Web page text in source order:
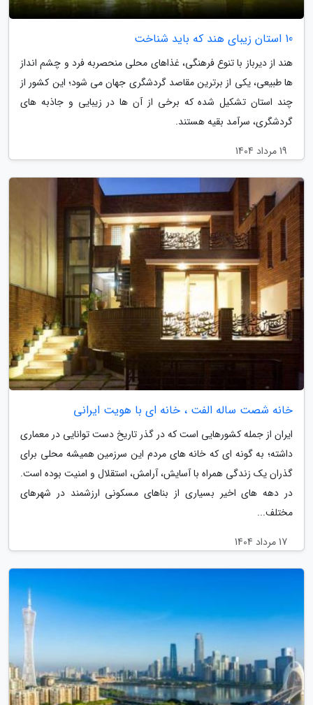
10 استان زیبای هند که باید شناخت
هند از دیرباز با تنوع فرهنگی، غذاهای محلی منحصربه فرد و چشم انداز
ها طبیعی، یکی از برترین مقاصد گردشگری جهان می شود؛ این کشور از
چند استان تشکیل شده که برخی از آن ها در زیبایی و جاذبه های
گردشگری، سرآمد بقیه هستند.
19 مرداد 1404
خانه شصت ساله الفت ، خانه ای با هویت ایرانی
ایران از جمله کشورهایی است که در گذر تاریخ دست توانایی در معماری
داشته؛ به گونه ای که خانه های مردم این سرزمین همیشه محلی برای
گذران یک زندگی همراه با آسایش، آرامش، استقلال و امنیت بوده است.
در دهه های اخیر بسیاری از بناهای مسکونی ارزشمند در شهرهای
مختلف...
17 مرداد 1404